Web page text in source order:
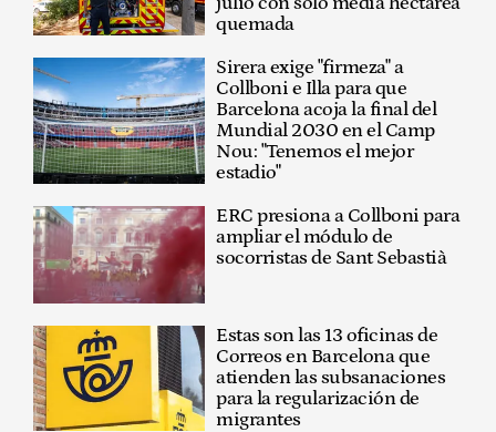
quemada
Sirera exige "firmeza" a
Collboni e Illa para que
Barcelona acoja la final del
Mundial 2030 en el Camp
Nou: "Tenemos el mejor
estadio"
ERC presiona a Collboni para
ampliar el módulo de
socorristas de Sant Sebastià
Estas son las 13 oficinas de
Correos en Barcelona que
atienden las subsanaciones
para la regularización de
migrantes